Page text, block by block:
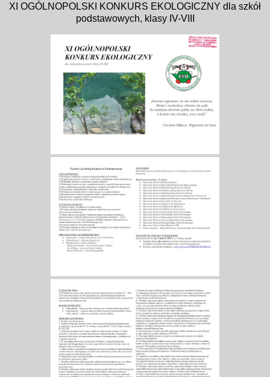
XI OGÓLNOPOLSKI KONKURS EKOLOGICZNY dla szkół
podstawowych, klasy IV-VIII